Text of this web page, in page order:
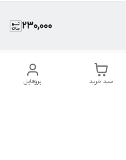
230,000
پروفایل سبد خرید